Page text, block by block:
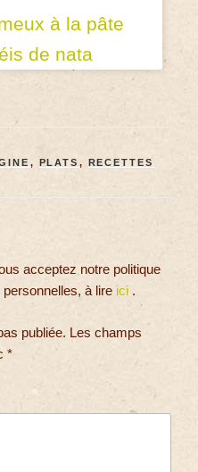
à la pâte
de nata
, PLATS , RECETTES
acceptez notre politique
à lire ici .
publiée. Les champs
*